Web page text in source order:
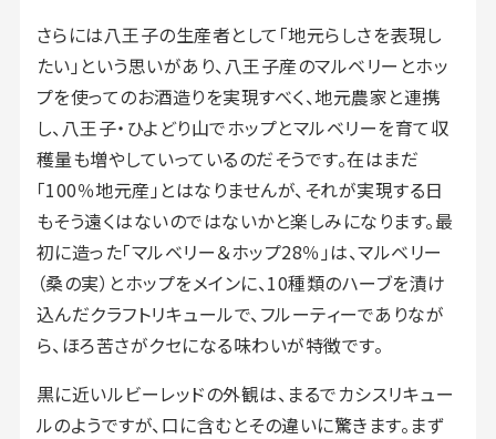
さらには八王子の生産者として「地元らしさを表現し
たい」という思いがあり、八王子産のマルベリーとホッ
プを使ってのお酒造りを実現すべく、地元農家と連携
し、八王子・ひよどり山でホップとマルベリーを育て収
穫量も増やしていっているのだそうです。在はまだ
「100％地元産」とはなりませんが、それが実現する日
もそう遠くはないのではないかと楽しみになります。最
初に造った「マルベリー＆ホップ28％」は、マルベリー
（桑の実）とホップをメインに、10種類のハーブを漬け
込んだクラフトリキュールで、フルーティーでありなが
ら、ほろ苦さがクセになる味わいが特徴です。
黒に近いルビーレッドの外観は、まるでカシスリキュー
ルのようですが、口に含むとその違いに驚きます。まず